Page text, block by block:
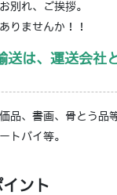
別れ、ご挨拶。
りませんか！！
送は、運送会社
品、書画、骨とう品等
トバイ等。
ント